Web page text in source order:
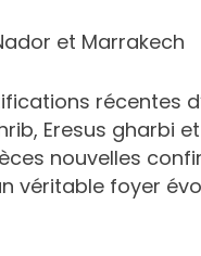
et Marrakech
récentes
Eresus gharbi
nouvelles
véritable foyer